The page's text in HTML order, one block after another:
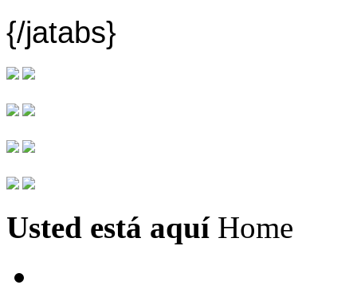
{/jatabs}
Usted está aquí Home